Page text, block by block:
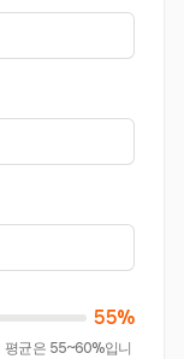
55%
평균은 55~60%입니